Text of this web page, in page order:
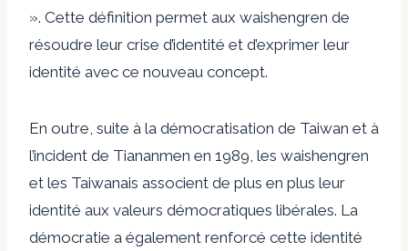
». Cette définition permet aux waishengren de
résoudre leur crise d’identité et d’exprimer leur
identité avec ce nouveau concept.
En outre, suite à la démocratisation de Taiwan et à
l’incident de Tiananmen en 1989, les waishengren
et les Taiwanais associent de plus en plus leur
identité aux valeurs démocratiques libérales. La
démocratie a également renforcé cette identité